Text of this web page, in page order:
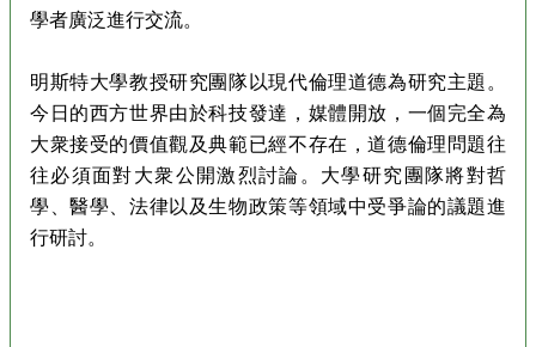
學者廣泛進行交流。
明斯特大學教授研究團隊以現代倫理道德為研究主題。
今日的西方世界由於科技發達，媒體開放，一個完全為
大衆接受的價值觀及典範已經不存在，道德倫理問題往
往必須面對大衆公開激烈討論。大學研究團隊將對哲
學、醫學、法律以及生物政策等領域中受爭論的議題進
行研討。